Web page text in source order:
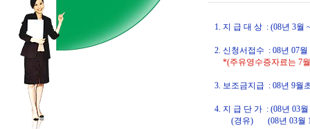
1. 지 급 대 상 : (08년 3월
2. 신청서접수 : 08년 07
*(주유영수증자료는 7
3. 보조금지급 : 08년 9월
4. 지 급 단 가 : (08년 03
(경유) (08년 03